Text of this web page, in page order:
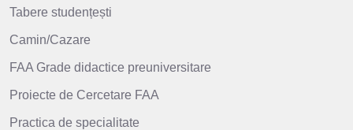
Tabere studențești
Camin/Cazare
FAA Grade didactice preuniversitare
Proiecte de Cercetare FAA
Practica de specialitate